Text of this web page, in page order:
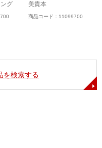
グ
美貴本
商品コード：11099700
を検索する